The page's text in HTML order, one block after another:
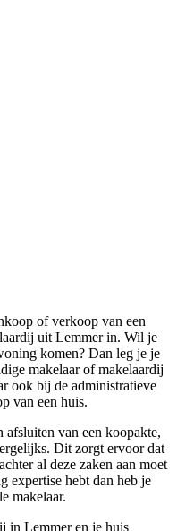
of verkoop van een
uit Lemmer in. Wil je
komen? Dan leg je je
makelaar of makelaardij
ook bij de administratieve
van een huis.
afsluiten van een koopakte,
Dit zorgt ervoor dat
al deze zaken aan moet
expertise hebt dan heb je
makelaar.
in Lemmer en je huis